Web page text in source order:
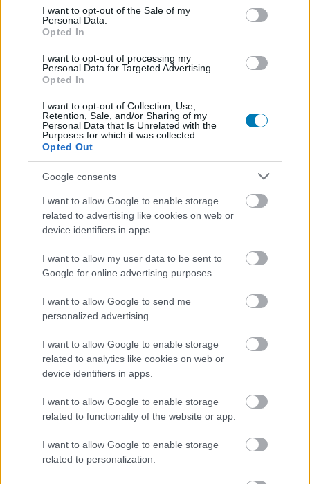
consent section.
I want to opt-out of the Sale of my
Personal Data.
Opted In
I want to opt-out of processing my
Personal Data for Targeted Advertising.
Opted In
I want to opt-out of Collection, Use,
Retention, Sale, and/or Sharing of my
Personal Data that Is Unrelated with the
Purposes for which it was collected.
Opted Out
Google consents
I want to allow Google to enable storage
related to advertising like cookies on web or
device identifiers in apps.
I want to allow my user data to be sent to
Google for online advertising purposes.
I want to allow Google to send me
personalized advertising.
I want to allow Google to enable storage
related to analytics like cookies on web or
device identifiers in apps.
I want to allow Google to enable storage
related to functionality of the website or app.
I want to allow Google to enable storage
related to personalization.
Friss és ropogós élmények rabolják el szabadidőnket.
A Saros még mindig nagyon látványos, itt az új
játékmenet előzetes
| 2026.02.13 00:33
A Saros érthető okokból nagyon hasonlít a Returnalre, de